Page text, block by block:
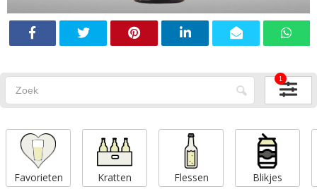
1
Favorieten Kratten Flessen Blikjes